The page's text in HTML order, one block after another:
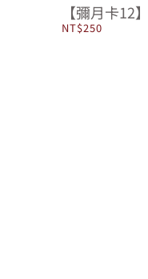
【彌月卡12】
NT$250